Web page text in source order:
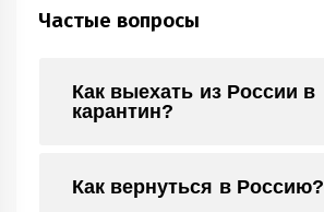
Частые вопросы
Как выехать из России в
карантин?
Как вернуться в Россию?